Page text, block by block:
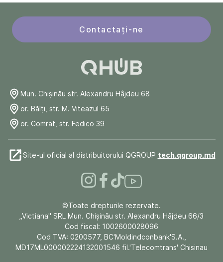
Contactați-ne
Mun. Chişinău str. Alexandru Hâjdeu 68
or. Bălți, str. M. Viteazul 65
or. Comrat, str. Fedico 39
Site-ul oficial al distribuitorului QGROUP tech.qgroup.md
©Toate drepturile rezervate.
„Victiana" SRL Mun. Chişinău str. Alexandru Hâjdeu 66/3
Cod fiscal: 1002600028096
Cod TVA: 0200577, BC'Moldindconbank'S.A.,
MD17ML000002224132001546 fil.'Telecomtrans' Chisinau